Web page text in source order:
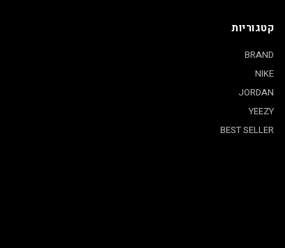
קטגוריות
BRAND
NIKE
JORDAN
YEEZY
BEST SELLER